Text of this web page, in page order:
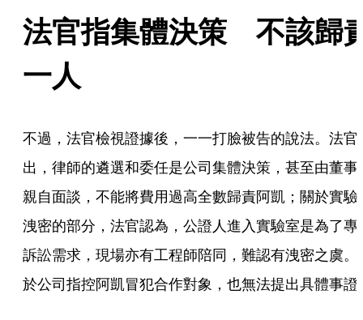
法官指集體決策　不該歸
一人
不過，法官檢視證據後，一一打臉被告的說法。法官
出，律師的遴選和委任是公司集體決策，甚至由董事
親自面談，不能將費用過高全數歸責阿凱；關於實驗
洩密的部分，法官認為，公證人進入實驗室是為了專
訴訟需求，現場亦有工程師陪同，難認有洩密之虞。
於公司指控阿凱冒犯合作對象，也無法提出具體事證